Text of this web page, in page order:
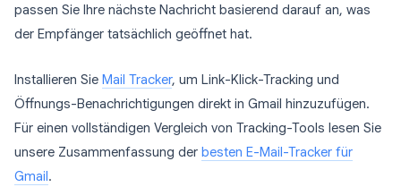
passen Sie Ihre nächste Nachricht basierend darauf an, was
der Empfänger tatsächlich geöffnet hat.
Installieren Sie Mail Tracker, um Link-Klick-Tracking und
Öffnungs-Benachrichtigungen direkt in Gmail hinzuzufügen.
Für einen vollständigen Vergleich von Tracking-Tools lesen Sie
unsere Zusammenfassung der besten E-Mail-Tracker für
Gmail.